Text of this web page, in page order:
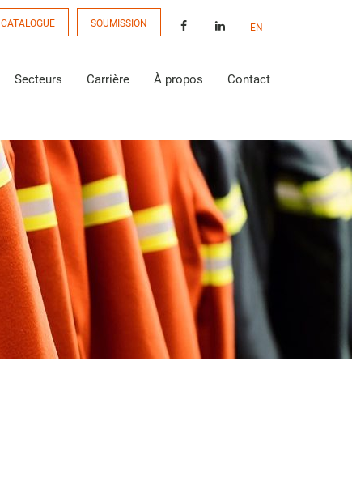
CATALOGUE SOUMISSION EN
Secteurs Carrière À propos Contact